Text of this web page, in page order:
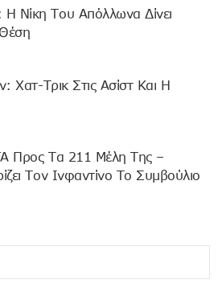
Νίκη Του Απόλλωνα Δίνει
Χατ-Τρικ Στις Ασίστ Και Η
Προς Τα 211 Μέλη Της –
Τον Ινφαντίνο Το Συμβούλιο